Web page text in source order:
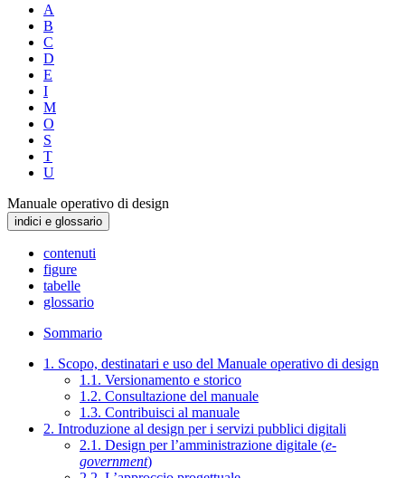
A
B
C
D
E
I
M
O
S
T
U
Manuale operativo di design
indici e glossario
contenuti
figure
tabelle
glossario
Sommario
1. Scopo, destinatari e uso del Manuale operativo di design
1.1. Versionamento e storico
1.2. Consultazione del manuale
1.3. Contribuisci al manuale
2. Introduzione al design per i servizi pubblici digitali
2.1. Design per l’amministrazione digitale (e-
government)